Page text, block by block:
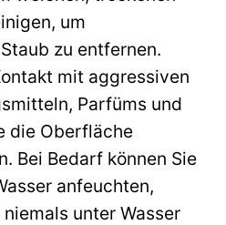
um
zu entfernen.
mit aggressiven
Parfüms und
die Oberfläche
Bei Bedarf können Sie
anfeuchten,
unter Wasser